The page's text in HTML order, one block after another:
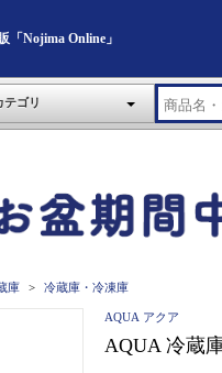
「Nojima Online」
テゴリ
庫 冷蔵庫・冷凍庫
AQUA アクア
AQUA 冷蔵